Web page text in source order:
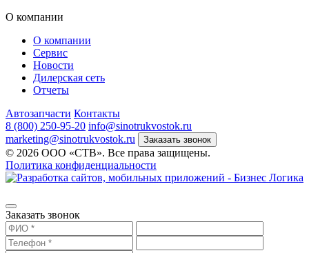
О компании
О компании
Сервис
Новости
Дилерская сеть
Отчеты
Автозапчасти Контакты
8 (800) 250-95-20 info@sinotrukvostok.ru
marketing@sinotrukvostok.ru
Заказать звонок
© 2026 ООО «СТВ». Все права защищены.
Политика конфиденциальности
Заказать звонок